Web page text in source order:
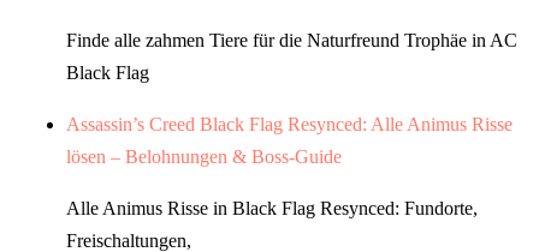
Finde alle zahmen Tiere für die Naturfreund Trophäe in AC
Black Flag
Assassin’s Creed Black Flag Resynced: Alle Animus Risse
lösen – Belohnungen & Boss-Guide
Alle Animus Risse in Black Flag Resynced: Fundorte,
Freischaltungen,